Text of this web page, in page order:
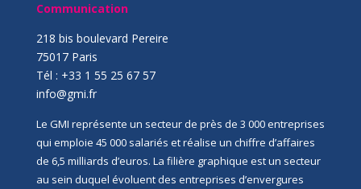
Communication
218 bis boulevard Pereire
75017 Paris
Tél : +33 1 55 25 67 57
info@gmi.fr
Le GMI représente un secteur de près de 3 000 entreprises
qui emploie 45 000 salariés et réalise un chiffre d’affaires
de 6,5 milliards d’euros. La filière graphique est un secteur
au sein duquel évoluent des entreprises d’envergures